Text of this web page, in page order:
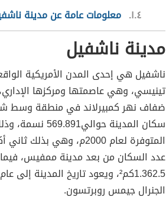
١.٤ معلومات عامة عن مدينة
مدينة ناشفيل
ناشفيل هي إحدى المدن الأمريكية
تينيسي، وهي عاصمتها ومركزها
ضفاف نهر كمبيرلاند في منطقة وسط
سكان المدينة
المتوفرة لعام 2000م، وهي
عدد السكان من بعد مدينة ممفيس،
الجنرال جيمس روبرتسون.